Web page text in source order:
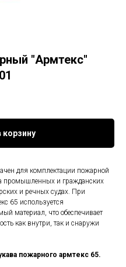
"Армтекс"
корзину
для комплектации пожарной
промышленных и гражданских
и речных судах. При
65 используется
материал, что обеспечивает
как внутри, так и снаружи
пожарного армтекс 65.